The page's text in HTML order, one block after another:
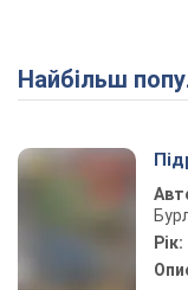
Найбільш
Рік: